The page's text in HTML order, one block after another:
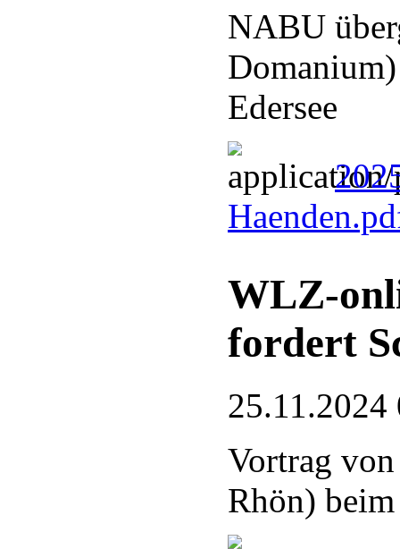
NABU
Edersee
WLZ-
fordert
25.11.2024
Vortrag
Rhön)